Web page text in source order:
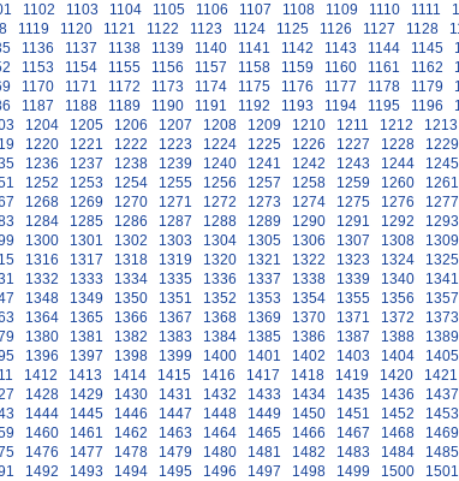
1102 1103 1104 1105 1106 1107 1108 1109 1110 1111
1119 1120 1121 1122 1123 1124 1125 1126 1127 1128
1136 1137 1138 1139 1140 1141 1142 1143 1144 1145
1153 1154 1155 1156 1157 1158 1159 1160 1161 1162
1170 1171 1172 1173 1174 1175 1176 1177 1178 1179
1187 1188 1189 1190 1191 1192 1193 1194 1195 1196
1204 1205 1206 1207 1208 1209 1210 1211 1212 1213
1220 1221 1222 1223 1224 1225 1226 1227 1228 1229
1236 1237 1238 1239 1240 1241 1242 1243 1244 1245
1252 1253 1254 1255 1256 1257 1258 1259 1260 1261
1268 1269 1270 1271 1272 1273 1274 1275 1276 1277
1284 1285 1286 1287 1288 1289 1290 1291 1292 1293
1300 1301 1302 1303 1304 1305 1306 1307 1308 1309
1316 1317 1318 1319 1320 1321 1322 1323 1324 1325
1332 1333 1334 1335 1336 1337 1338 1339 1340 1341
1348 1349 1350 1351 1352 1353 1354 1355 1356 1357
1364 1365 1366 1367 1368 1369 1370 1371 1372 1373
1380 1381 1382 1383 1384 1385 1386 1387 1388 1389
1396 1397 1398 1399 1400 1401 1402 1403 1404 1405
1412 1413 1414 1415 1416 1417 1418 1419 1420 1421
1428 1429 1430 1431 1432 1433 1434 1435 1436 1437
1444 1445 1446 1447 1448 1449 1450 1451 1452 1453
1460 1461 1462 1463 1464 1465 1466 1467 1468 1469
1476 1477 1478 1479 1480 1481 1482 1483 1484 1485
1492 1493 1494 1495 1496 1497 1498 1499 1500 1501